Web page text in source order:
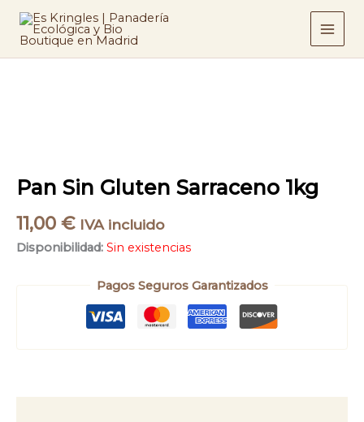
contenido
Pan Sin Gluten Sarraceno 1kg
11,00 € IVA incluido
Disponibilidad: Sin existencias
Pagos Seguros Garantizados